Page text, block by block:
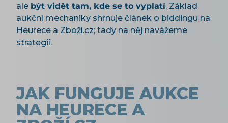
ale být vidět tam, kde se to vyplatí. Základ
aukční mechaniky shrnuje článek o biddingu na
Heurece a Zboží.cz; tady na něj navážeme
strategií.
JAK FUNGUJE AUKCE
NA HEURECE A